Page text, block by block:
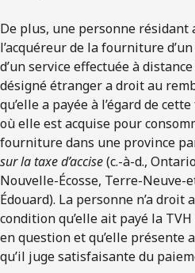
De plus, une personne résidant
l’acquéreur de la fourniture
d’un service effectuée à
désigné étranger a droit au
qu’elle a payée à l’égard de
où elle est acquise pour
fourniture dans une province
sur la taxe d’accise(c.-à-d.,
Nouvelle-Écosse, Terre-Neuve-
Édouard). La personne n’a droit
condition qu’elle ait payé la
en question et qu’elle présente
qu’il juge satisfaisante du